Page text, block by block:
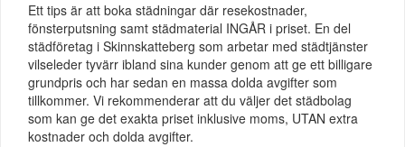
Ett tips är att boka städningar där resekostnader,
fönsterputsning samt städmaterial INGÅR i priset. En del
städföretag i Skinnskatteberg som arbetar med städtjänster
vilseleder tyvärr ibland sina kunder genom att ge ett billigare
grundpris och har sedan en massa dolda avgifter som
tillkommer. Vi rekommenderar att du väljer det städbolag
som kan ge det exakta priset inklusive moms, UTAN extra
kostnader och dolda avgifter.